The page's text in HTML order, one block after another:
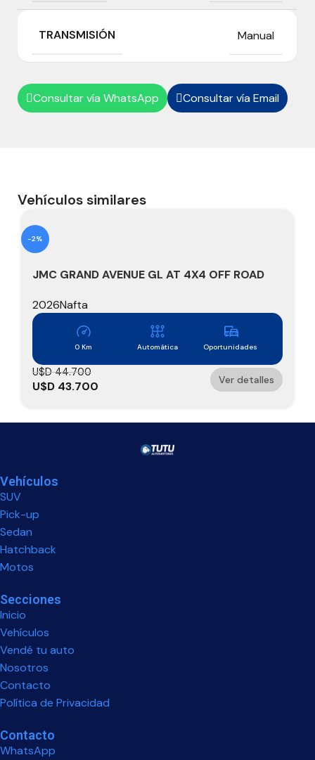
TRANSMISIÓN Manual
Consultar vía WhatsApp Consultar vía Email
Vehículos similares
-2%
JMC GRAND AVENUE GL AT 4X4 OFF ROAD
2026Nafta
0 Km Automática Oportunidades
U$D44.700
U$D 43.700 Ver detalles
Vehículos
SUV
Pick-up
Sedan
Hatchback
Motos
Secciones
Inicio
Vehículos
Vendé tu auto
Nosotros
Contacto
Política de Privacidad
Contacto
WhatsApp